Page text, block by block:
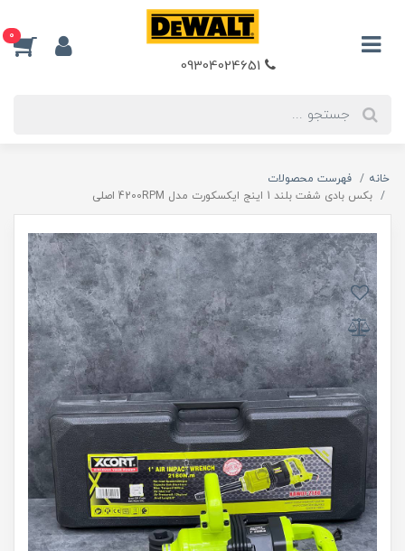
0
خانه
فهرست محصولات
بکس بادی شفت بلند 1 اینج ایکسکورت مدل 4200RPM اصلی